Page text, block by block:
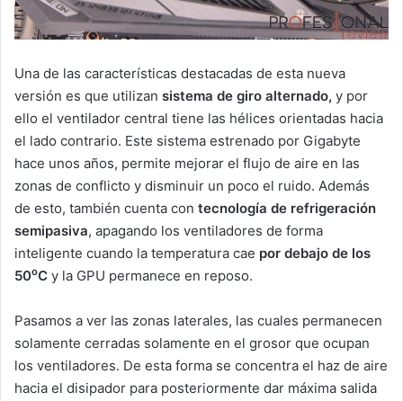
Una de las características destacadas de esta nueva
versión es que utilizan sistema de giro alternado, y por
ello el ventilador central tiene las hélices orientadas hacia
el lado contrario. Este sistema estrenado por Gigabyte
hace unos años, permite mejorar el flujo de aire en las
zonas de conflicto y disminuir un poco el ruido. Además
de esto, también cuenta con tecnología de refrigeración
semipasiva, apagando los ventiladores de forma
inteligente cuando la temperatura cae por debajo de los
50oC y la GPU permanece en reposo.
Pasamos a ver las zonas laterales, las cuales permanecen
solamente cerradas solamente en el grosor que ocupan
los ventiladores. De esta forma se concentra el haz de aire
hacia el disipador para posteriormente dar máxima salida